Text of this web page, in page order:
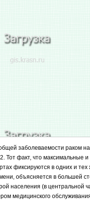
заболеваемости раком
Тот факт, что максимальные
фиксируются в одних и
объясняется в большей
населения (в центральной
медицинского